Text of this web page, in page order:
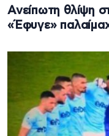
Ανείπωτη θλίψη
«Έφυγε»